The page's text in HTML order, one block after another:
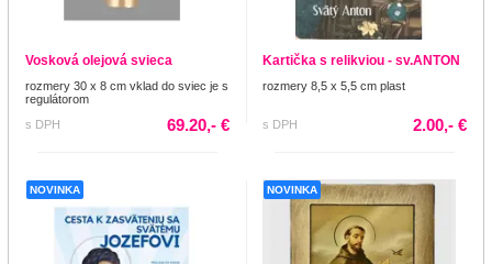
Vosková olejová svieca
rozmery 30 x 8 cm vklad do sviec je s
regulátorom
s DPH
69.20,- €
Kartička s relikviou - sv.ANTON
rozmery 8,5 x 5,5 cm plast
s DPH 2.00,- €
NOVINKA NOVINKA